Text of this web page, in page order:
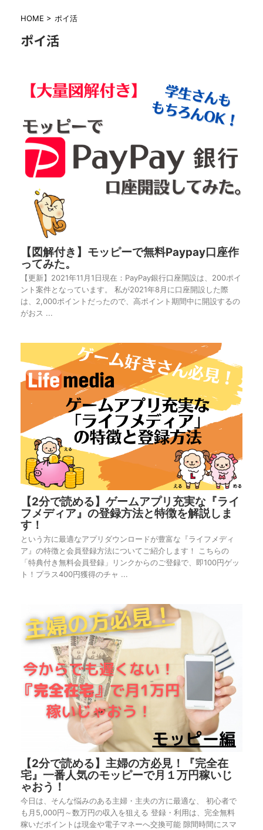
HOME > ポイ活
ポイ活
【図解付き】モッピーで無料Paypay口座作
ってみた。
【更新】2021年11月1日現在：PayPay銀行口座開設は、200ポイ
ント案件となっています。 私が2021年8月に口座開設した際
は、2,000ポイントだったので、高ポイント期間中に開設するの
がおス ...
【2分で読める】ゲームアプリ充実な『ライ
フメディア』の登録方法と特徴を解説しま
す！
という方に最適なアプリダウンロードが豊富な『ライフメディ
ア』の特徴と会員登録方法についてご紹介します！ こちらの
「特典付き無料会員登録」リンクからのご登録で、即100円ゲッ
ト！プラス400円獲得のチャ ...
【2分で読める】主婦の方必見！『完全在
宅』一番人気のモッピーで月１万円稼いじ
ゃおう！
今日は、そんな悩みのある主婦・主夫の方に最適な、 初心者で
も月5,000円～数万円の収入を狙える 登録・利用は、完全無料
稼いだポイントは現金や電子マネーへ交換可能 隙間時間にスマ